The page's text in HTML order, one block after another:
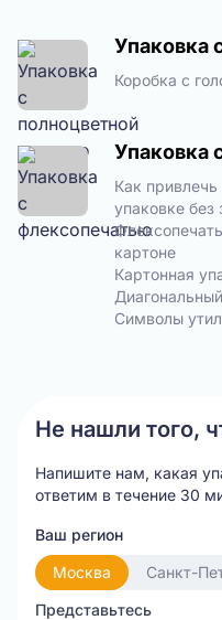
Упаковка
Коробка с
Упаковка
Как
упаковке без
картоне
Картонная
Символы
Не нашли того,
Напишите нам, какая
ответим в течение 30
Ваш регион
Москва
Санкт-
Представьтесь